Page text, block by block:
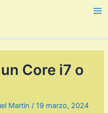
Core i7 o
Martin/19 marzo, 2024